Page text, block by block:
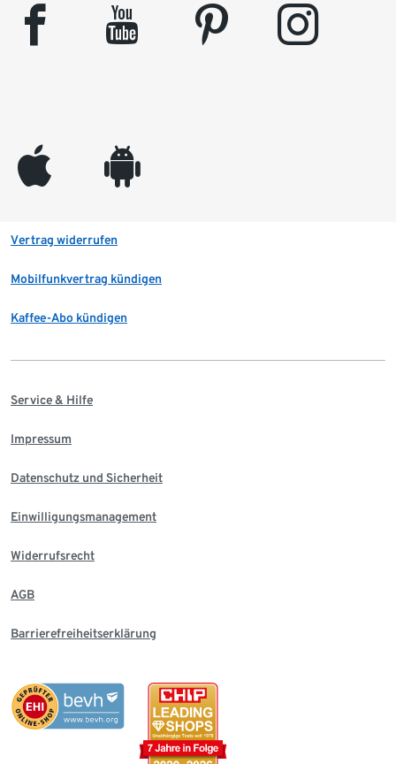
facebook youtube pinterest instagram
appleinc android
Vertrag widerrufen
Mobilfunkvertrag kündigen
Kaffee-Abo kündigen
Service & Hilfe
Impressum
Datenschutz und Sicherheit
Einwilligungsmanagement
Widerrufsrecht
AGB
Barrierefreiheitserklärung